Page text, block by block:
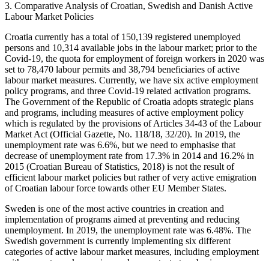
3. Comparative Analysis of Croatian, Swedish and Danish Active
Labour Market Policies
Croatia currently has a total of 150,139 registered unemployed
persons and 10,314 available jobs in the labour market; prior to the
Covid-19, the quota for employment of foreign workers in 2020 was
set to 78,470 labour permits and 38,794 beneficiaries of active
labour market measures. Currently, we have six active employment
policy programs, and three Covid-19 related activation programs.
The Government of the Republic of Croatia adopts strategic plans
and programs, including measures of active employment policy
which is regulated by the provisions of Articles 34-43 of the Labour
Market Act (Official Gazette, No. 118/18, 32/20). In 2019, the
unemployment rate was 6.6%, but we need to emphasise that
decrease of unemployment rate from 17.3% in 2014 and 16.2% in
2015 (Croatian Bureau of Statistics, 2018) is not the result of
efficient labour market policies but rather of very active emigration
of Croatian labour force towards other EU Member States.
Sweden is one of the most active countries in creation and
implementation of programs aimed at preventing and reducing
unemployment. In 2019, the unemployment rate was 6.48%. The
Swedish government is currently implementing six different
categories of active labour market measures, including employment